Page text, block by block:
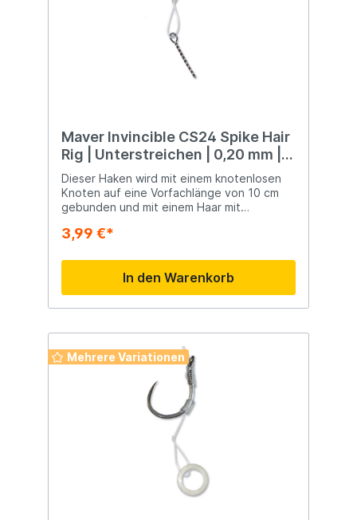
Maver Invincible CS24 Spike Hair
Rig | Unterstreichen | 0,20 mm |
Hakengröße 16
Dieser Haken wird mit einem knotenlosen
Knoten auf eine Vorfachlänge von 10 cm
gebunden und mit einem Haar mit
m langen Köderband oder einem
Systemen ist ein extrem schneller
Köderwechsel möglich.
3,99 €*
In den Warenkorb
Mehrere Variationen